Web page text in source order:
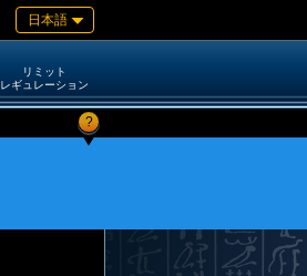
日本語
リミット
レギュレーション
?